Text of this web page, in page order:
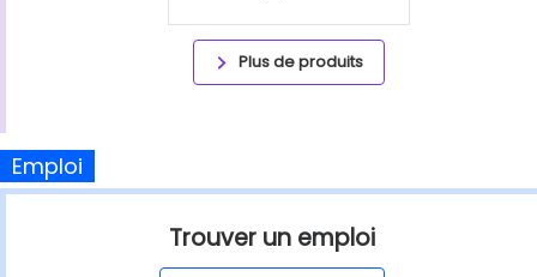
Plus de produits
Emploi
Trouver un emploi